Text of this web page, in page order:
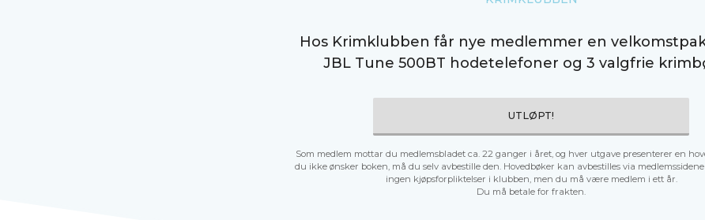
Hos Krimklubben får nye medlemmer en
JBL Tune 500BT hodetelefoner og 3 valgfrie
UTLØPT!
Som medlem mottar du medlemsbladet ca. 22 ganger i året, og hver utgave presenterer en
du ikke ønsker boken, må du selv avbestille den. Hovedbøker kan avbestilles via
ingen kjøpsforpliktelser i klubben, men du må være medlem i ett år.
Du må betale for frakten.